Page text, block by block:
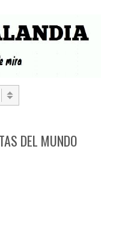
DEL MUNDO